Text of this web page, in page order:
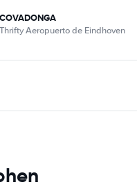
COVADONGA
Thrifty Aeropuerto de Eindhoven